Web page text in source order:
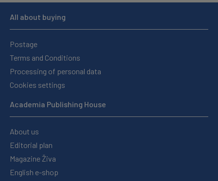
All about buying
Postage
Terms and Conditions
Processing of personal data
Cookies settings
Academia Publishing House
About us
Editorial plan
Magazine Živa
English e-shop